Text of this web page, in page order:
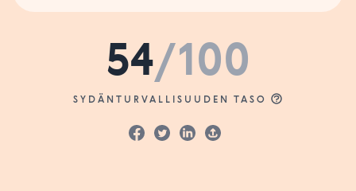
54/100
SYDÄNTURVALLISUUDEN TASO